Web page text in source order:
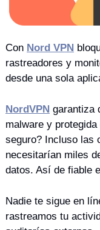
Con Nord VPN
rastreadores y
desde una sola
NordVPN garantiza
malware y
seguro? Incluso las
necesitarían miles
datos. Así de fiable
Nadie te sigue en
rastreamos tu